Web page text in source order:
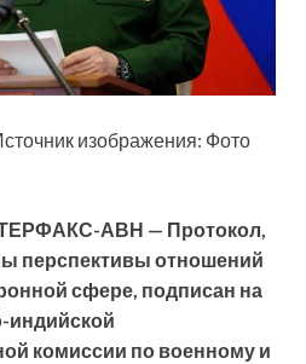
изображения: Фото
АВН — Протокол,
перспективы отношений
сфере, подписан на
индийской
комиссии по военному и